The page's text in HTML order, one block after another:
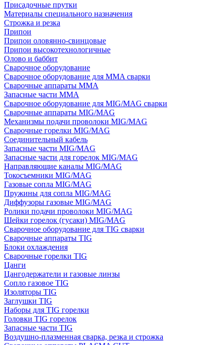
Присадочные прутки
Материалы специального назначения
Строжка и резка
Припои
Припои оловянно-свинцовые
Припои высокотехнологичные
Олово и баббит
Сварочное оборудование
Сварочное оборудование для MMA сварки
Сварочные аппараты MMA
Запасные части MMA
Сварочное оборудование для MIG/MAG сварки
Сварочные аппараты MIG/MAG
Механизмы подачи проволоки MIG/MAG
Сварочные горелки MIG/MAG
Соединительный кабель
Запасные части MIG/MAG
Запасные части для горелок MIG/MAG
Направляющие каналы MIG/MAG
Токосъемники MIG/MAG
Газовые сопла MIG/MAG
Пружины для сопла MIG/MAG
Диффузоры газовые MIG/MAG
Ролики подачи проволоки MIG/MAG
Шейки горелок (гусаки) MIG/MAG
Сварочное оборудование для TIG сварки
Сварочные аппараты TIG
Блоки охлаждения
Сварочные горелки TIG
Цанги
Цангодержатели и газовые линзы
Сопло газовое TIG
Изоляторы TIG
Заглушки TIG
Наборы для TIG горелки
Головки TIG горелок
Запасные части TIG
Воздушно-плазменная сварка, резка и строжка